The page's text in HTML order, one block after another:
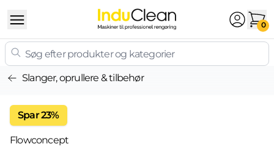
0
Slanger, oprullere & tilbehør
Spar 23%
Flowconcept